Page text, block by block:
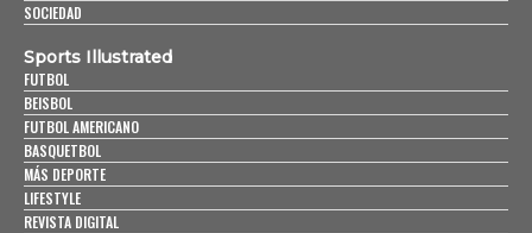
SOCIEDAD
Sports Illustrated
FUTBOL
BEISBOL
FUTBOL AMERICANO
BASQUETBOL
MÁS DEPORTE
LIFESTYLE
REVISTA DIGITAL